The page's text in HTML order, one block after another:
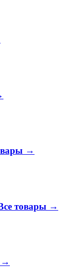
→
товары →
→